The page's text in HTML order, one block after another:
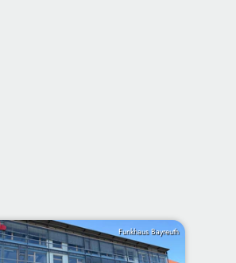
Funkhaus Bayreuth